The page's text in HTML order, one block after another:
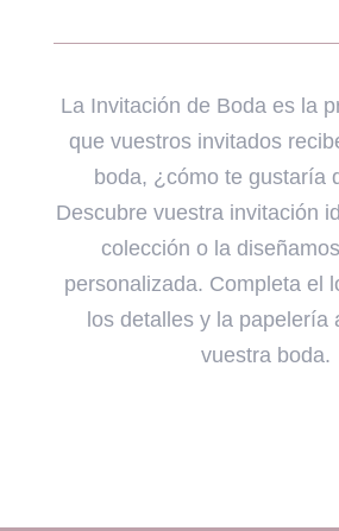
La Invitación de Boda es la
que vuestros invitados
boda, ¿cómo te gustaría
Descubre vuestra invitación
colección o la
personalizada. Completa el
los detalles y la papelería
vuestra boda.